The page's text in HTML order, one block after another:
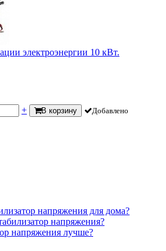
электроэнергии 10 кВт.
+ В корзину Добавлено
напряжения для дома?
напряжения?
напряжения лучше?